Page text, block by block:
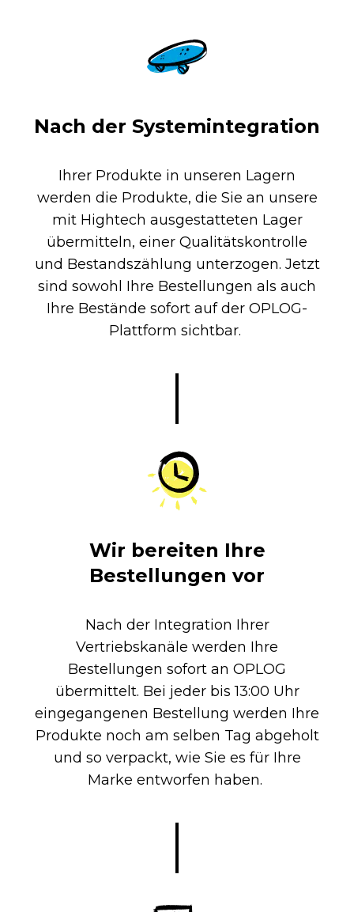
Nach der Systemintegration
Ihrer Produkte in unseren Lagern
werden die Produkte, die Sie an unsere
mit Hightech ausgestatteten Lager
übermitteln, einer Qualitätskontrolle
und Bestandszählung unterzogen. Jetzt
sind sowohl Ihre Bestellungen als auch
Ihre Bestände sofort auf der OPLOG-
Plattform sichtbar.
Wir bereiten Ihre
Bestellungen vor
Nach der Integration Ihrer
Vertriebskanäle werden Ihre
Bestellungen sofort an OPLOG
übermittelt. Bei jeder bis 13:00 Uhr
eingegangenen Bestellung werden Ihre
Produkte noch am selben Tag abgeholt
und so verpackt, wie Sie es für Ihre
Marke entworfen haben.